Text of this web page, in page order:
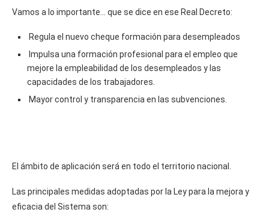
Vamos a lo importante… que se dice en ese Real Decreto:
​Regula el nuevo cheque formación para desempleados
Impulsa una formación profesional para el empleo que
mejore la empleabilidad de los desempleados y las
capacidades de los trabajadores.
Mayor control y transparencia en las subvenciones.
El ámbito de aplicación será en todo el territorio nacional.
Las principales medidas adoptadas por la Ley para la mejora y
eficacia del Sistema son: